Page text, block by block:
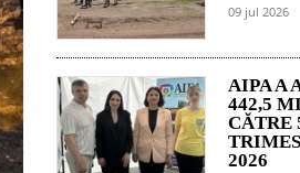
09 jul 2026
AIPA A
442,5
CĂTRE
2026